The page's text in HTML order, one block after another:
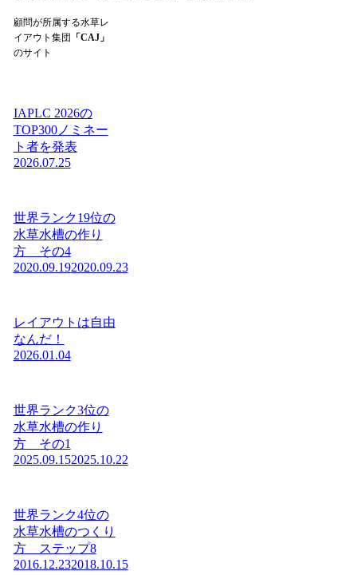
顧問が所属する水草レ
イアウト集団
「CAJ」
のサイト
IAPLC 2026の
TOP300ノミネー
ト者を発表
2026.07.25
世界ランク19位の
水草水槽の作り
方 その4
2020.09.192020.09.23
レイアウトは自由
なんだ！
2026.01.04
世界ランク3位の
水草水槽の作り
方 その1
2025.09.152025.10.22
世界ランク4位の
水草水槽のつくり
方 ステップ8
2016.12.232018.10.15